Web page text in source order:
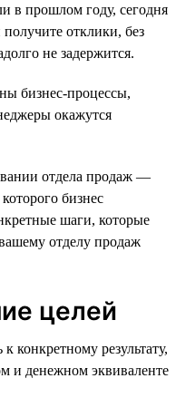
в прошлом году, сегодня
отклики, без
не задержится.
бизнес-процессы,
окажутся
отдела продаж —
бизнес
шаги, которые
отделу продаж
целей
конкретному результату,
и денежном эквиваленте